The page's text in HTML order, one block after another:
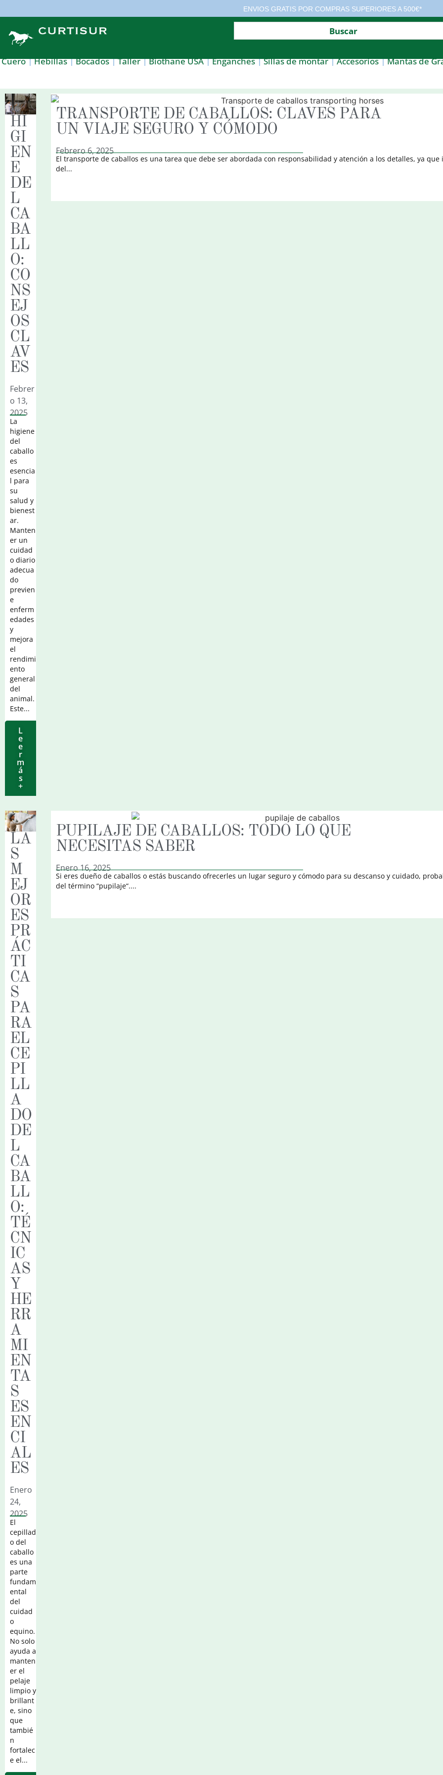
ENVIOS GRATIS POR COMPRAS SUPERIORES A 500€*
Cuero Hebillas Bocados Taller Biothane USA Enganches Sillas de montar Accesorios Mantas de
HI
GI
EN
E
DE
L
CA
BA
LL
O:
CO
NS
EJ
OS
CL
AV
ES
Febrer
O 13,
2025
La
higiene
del
caballo
es
esencia
l para
su
salud y
bienest
ar.
Manten
er un
cuidad
o diario
adecua
do
previen
e
enferm
edades
y
mejora
el
rendimi
ento
general
del
animal.
Este...
L
e
e
r
m
á
s
+
TRANSPORTE DE CABALLOS: CLAVES PARA
UN VIAJE SEGURO Y CÓMODO
Febrero 6, 2025
El transporte de caballos es una tarea que debe ser abordada con responsabilidad y atención a los detalles, ya
del...
LA
S
M
EJ
OR
ES
PR
ÁC
TI
CA
S
PA
RA
EL
CE
PI
LL
A
DO
DE
L
CA
BA
LL
O:
TÉ
CN
IC
AS
Y
HE
RR
A
MI
EN
TA
S
ES
EN
CI
AL
ES
Enero
24,
2025
El
cepillad
o del
caballo
es una
parte
fundam
ental
del
cuidad
o
equino.
No solo
ayuda a
manten
er el
pelaje
limpio y
brillant
e, sino
que
tambié
n
fortalec
e el...
PUPILAJE DE CABALLOS: TODO LO QUE
NECESITAS SABER
Enero 16, 2025
Si eres dueño de caballos o estás buscando ofrecerles un lugar seguro y cómodo para su descanso y cuidado,
del término “pupilaje“....